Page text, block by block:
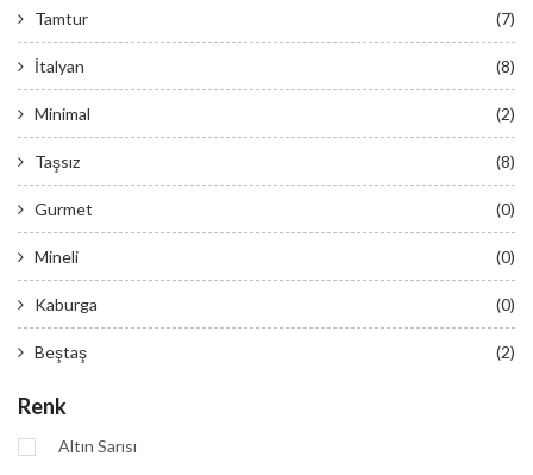
Tamtur (7)
İtalyan (8)
Minimal (2)
Taşsız (8)
Gurmet (0)
Mineli (0)
Kaburga (0)
Beştaş (2)
Renk
Altın Sarısı